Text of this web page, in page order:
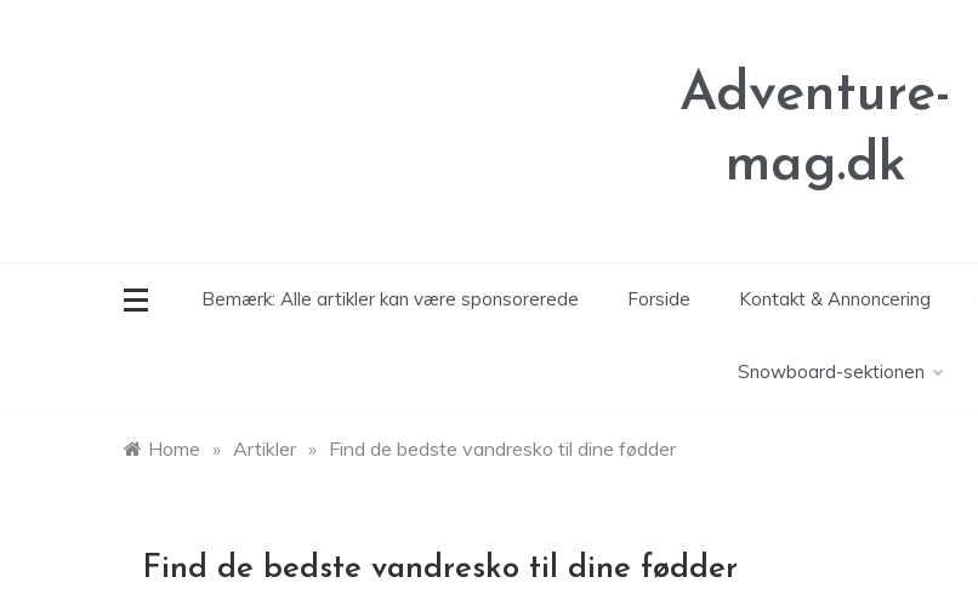
Adventure-
mag.dk
Bemærk: Alle artikler kan være sponsorerede Forside Kontakt & Annoncering
Snowboard-sektionen
Home » Artikler » Find de bedste vandresko til dine fødder
Find de bedste vandresko til dine fødder